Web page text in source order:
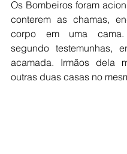
Os Bombeiros foram
conterem as chamas,
corpo em uma
segundo testemunhas,
acamada. Irmãos dela
outras duas casas no